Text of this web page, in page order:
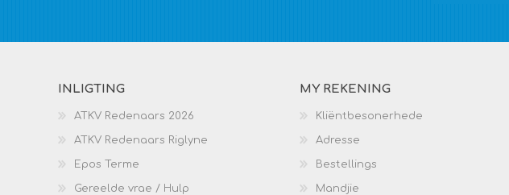
INLIGTING
ATKV Redenaars 2026
ATKV Redenaars Riglyne
Epos Terme
Gereelde vrae / Hulp
MY REKENING
Kliëntbesonerhede
Adresse
Bestellings
Mandjie